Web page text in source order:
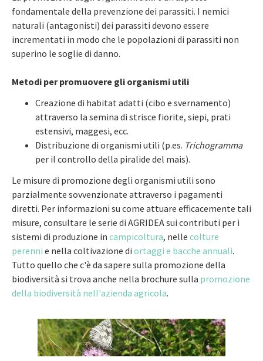
fondamentale della prevenzione dei parassiti. I nemici
naturali (antagonisti) dei parassiti devono essere
incrementati in modo che le popolazioni di parassiti non
superino le soglie di danno.
Metodi per promuovere gli organismi utili
Creazione di habitat adatti (cibo e svernamento)
attraverso la semina di strisce fiorite, siepi, prati
estensivi, maggesi, ecc.
Distribuzione di organismi utili (p.es. Trichogramma
per il controllo della piralide del mais).
Le misure di promozione degli organismi utili sono
parzialmente sovvenzionate attraverso i pagamenti
diretti. Per informazioni su come attuare efficacemente tali
misure, consultare le serie di AGRIDEA sui contributi per i
sistemi di produzione in campicoltura, nelle colture
perenni e nella coltivazione di ortaggi e bacche annuali.
Tutto quello che c'è da sapere sulla promozione della
biodiversità si trova anche nella brochure sulla promozione
della biodiversità nell'azienda agricola.